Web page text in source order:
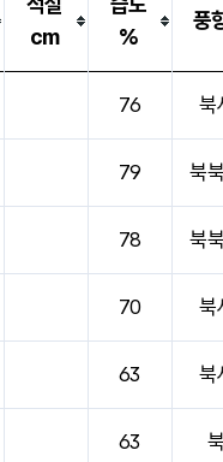
cm
%
풍
76 북
79 북
78 북
70 북
63 북
63 북